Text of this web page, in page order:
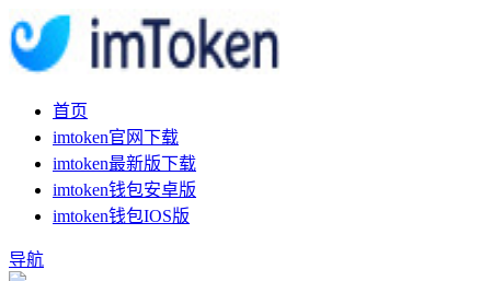
首页
imtoken官网下载
imtoken最新版下载
imtoken钱包安卓版
imtoken钱包IOS版
导航